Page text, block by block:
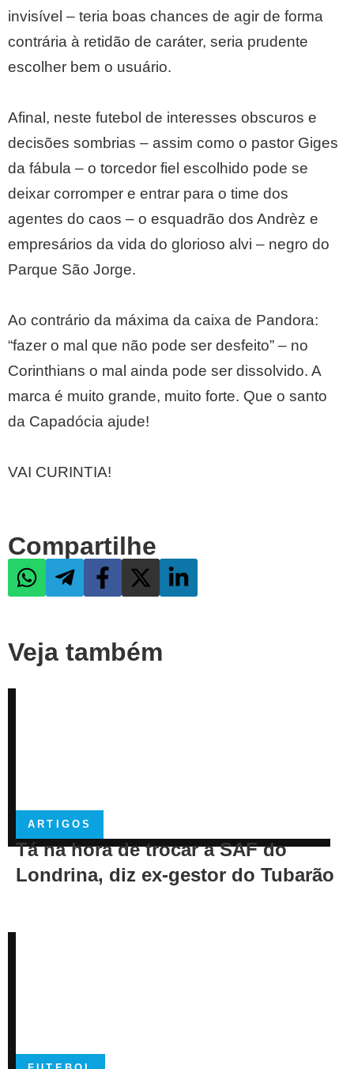
invisível – teria boas chances de agir de forma
contrária à retidão de caráter, seria prudente
escolher bem o usuário.
Afinal, neste futebol de interesses obscuros e
decisões sombrias – assim como o pastor Giges
da fábula – o torcedor fiel escolhido pode se
deixar corromper e entrar para o time dos
agentes do caos – o esquadrão dos Andrèz e
empresários da vida do glorioso alvi – negro do
Parque São Jorge.
Ao contrário da máxima da caixa de Pandora:
“fazer o mal que não pode ser desfeito” – no
Corinthians o mal ainda pode ser dissolvido. A
marca é muito grande, muito forte. Que o santo
da Capadócia ajude!
VAI CURINTIA!
Compartilhe
Veja também
ARTIGOS
Tá na hora de trocar a SAF do
Londrina, diz ex-gestor do Tubarão